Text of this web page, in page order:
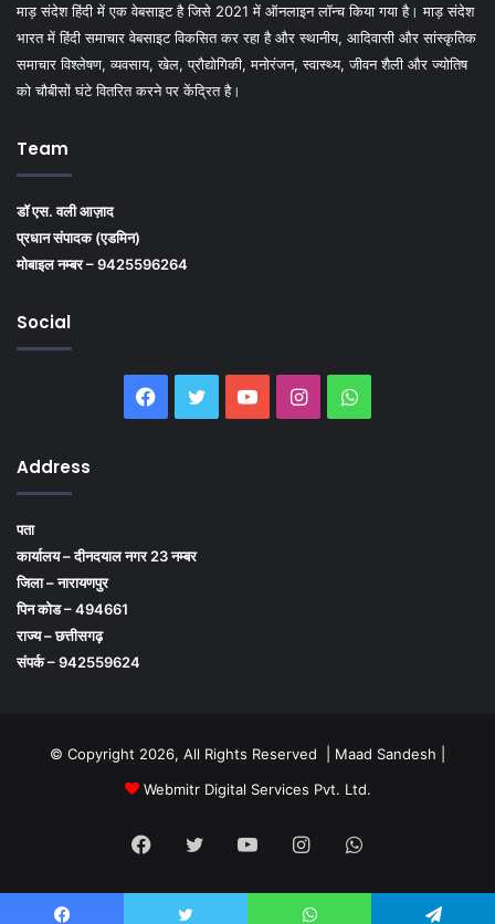
माड़ संदेश हिंदी में एक वेबसाइट है जिसे 2021 में ऑनलाइन लॉन्च किया गया है। माड़ संदेश
भारत में हिंदी समाचार वेबसाइट विकसित कर रहा है और स्थानीय, आदिवासी और सांस्कृतिक
समाचार विश्लेषण, व्यवसाय, खेल, प्रौद्योगिकी, मनोरंजन, स्वास्थ्य, जीवन शैली और ज्योतिष
को चौबीसों घंटे वितरित करने पर केंद्रित है।
Team
डॉ एस. वली आज़ाद
प्रधान संपादक (एडमिन)
मोबाइल नम्बर – 9425596264
Social
Facebook
Twitter YouTubeInstagramWhatsApp
Address
पता
कार्यालय – दीनदयाल नगर 23 नम्बर
जिला – नारायणपुर
पिन कोड – 494661
राज्य – छत्तीसगढ़
संपर्क – 942559624
© Copyright 2026, All Rights Reserved | Maad Sandesh |
Webmitr Digital Services Pvt. Ltd.
Facebook
Twitter YouTubeInstagramWhatsApp